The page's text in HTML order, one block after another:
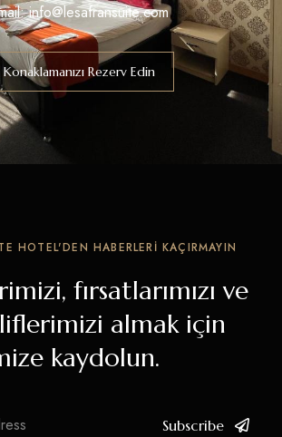
info@lesafransuite.com
Konaklamanızı Rezerv Edin
HOTEL'DEN HABERLERI KAÇIRMAYIN
fırsatlarımızı ve
almak için
kaydolun.
Subscribe